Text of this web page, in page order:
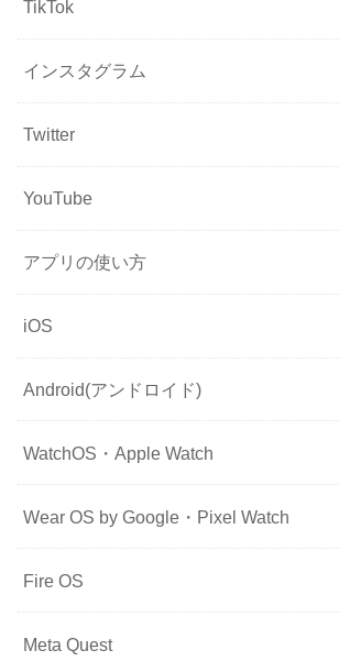
TikTok
インスタグラム
Twitter
YouTube
アプリの使い方
iOS
Android(アンドロイド)
WatchOS・Apple Watch
Wear OS by Google・Pixel Watch
Fire OS
Meta Quest